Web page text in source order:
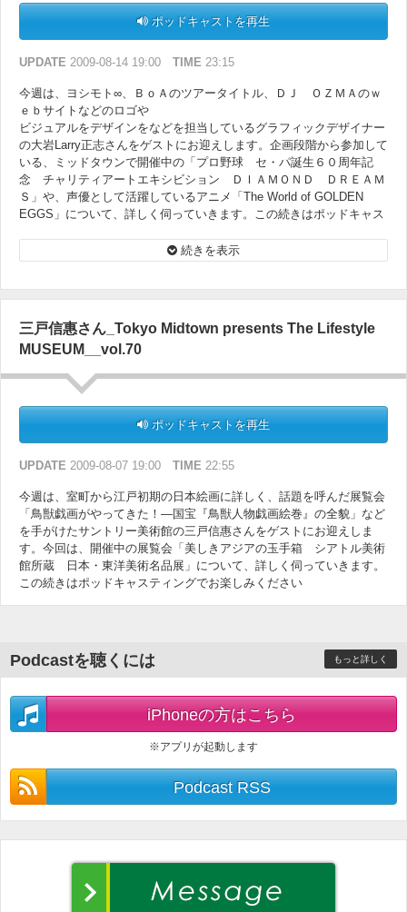
ポッドキャストを再生
UPDATE 2009-08-14 19:00 TIME 23:15
今週は、ヨシモト∞、ＢｏＡのツアータイトル、ＤＪ ＯＺＭＡのｗ
ｅｂサイトなどのロゴや
ビジュアルをデザインをなどを担当しているグラフィックデザイナー
の大岩Larry正志さんをゲストにお迎えします。企画段階から参加して
いる、ミッドタウンで開催中の「プロ野球 セ・パ誕生６０周年記
念 チャリティアートエキシビション ＤＩＡＭＯＮＤ ＤＲＥＡＭ
Ｓ」や、声優として活躍しているアニメ「The World of GOLDEN
EGGS」について、詳しく伺っていきます。この続きはポッドキャス
続きを表示
三戸信惠さん_Tokyo Midtown presents The Lifestyle
MUSEUM__vol.70
ポッドキャストを再生
UPDATE 2009-08-07 19:00 TIME 22:55
今週は、室町から江戸初期の日本絵画に詳しく、話題を呼んだ展覧会
「鳥獣戯画がやってきた！―国宝『鳥獣人物戯画絵巻』の全貌」など
を手がけたサントリー美術館の三戸信惠さんをゲストにお迎えしま
す。今回は、開催中の展覧会「美しきアジアの玉手箱 シアトル美術
館所蔵 日本・東洋美術名品展」について、詳しく伺っていきます。
この続きはポッドキャスティングでお楽しみください
Podcastを聴くには もっと詳しく
iPhoneの方はこちら
※アプリが起動します
Podcast RSS